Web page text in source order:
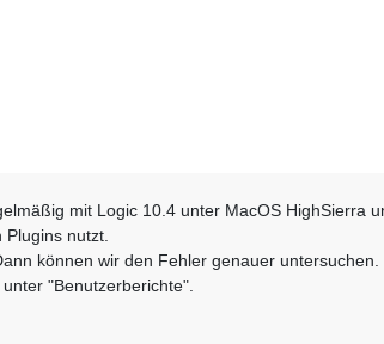
mit Logic 10.4 unter MacOS HighSierra
nutzt.
können wir den Fehler genauer
"Benutzerberichte".